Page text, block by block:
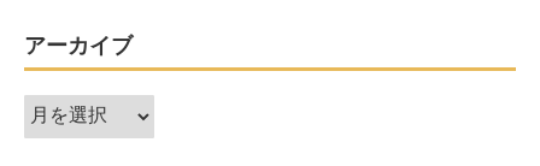
ー
シ
ョ
アーカイブ
ア
ー